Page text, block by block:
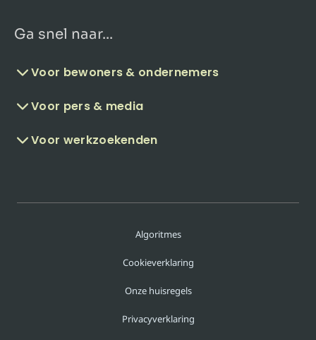
Ga snel naar...
Voor bewoners & ondernemers
Voor pers & media
Voor werkzoekenden
Algoritmes
Cookieverklaring
Onze huisregels
Privacyverklaring